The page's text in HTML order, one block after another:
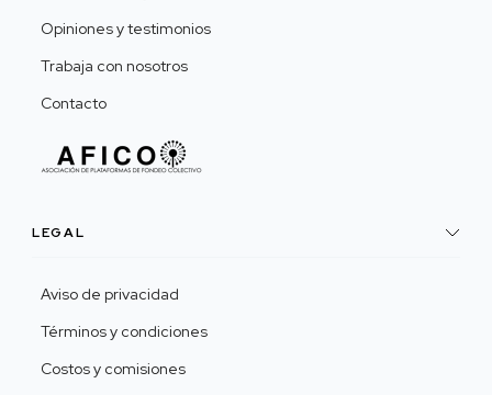
Opiniones y testimonios
Trabaja con nosotros
Contacto
LEGAL
Aviso de privacidad
Términos y condiciones
Costos y comisiones